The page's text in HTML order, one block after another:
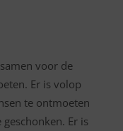
voor de
Er is volop
te ontmoeten
Er is